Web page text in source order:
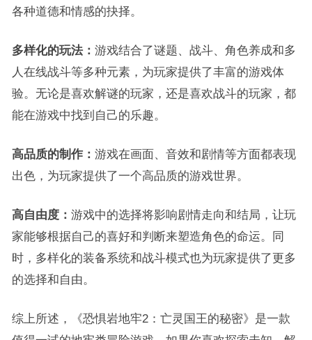
各种道德和情感的抉择。
多样化的玩法： 游戏结合了谜题、战斗、角色养成和多
人在线战斗等多种元素，为玩家提供了丰富的游戏体
验。无论是喜欢解谜的玩家，还是喜欢战斗的玩家，都
能在游戏中找到自己的乐趣。
高品质的制作： 游戏在画面、音效和剧情等方面都表现
出色，为玩家提供了一个高品质的游戏世界。
高自由度： 游戏中的选择将影响剧情走向和结局，让玩
家能够根据自己的喜好和判断来塑造角色的命运。同
时，多样化的装备系统和战斗模式也为玩家提供了更多
的选择和自由。
综上所述，《恐惧岩地牢2：亡灵国王的秘密》是一款